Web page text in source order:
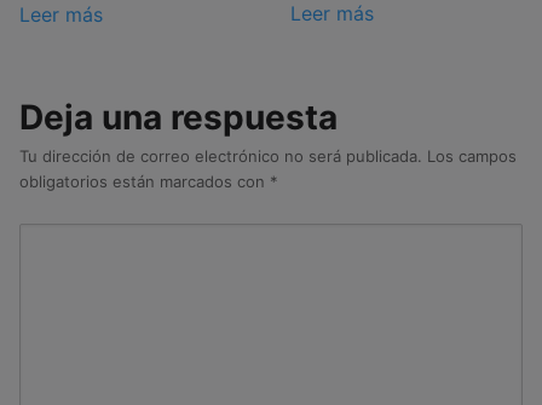
Leer más
Leer más
Deja una respuesta
Tu dirección de correo electrónico no será publicada. Los campos
obligatorios están marcados con *